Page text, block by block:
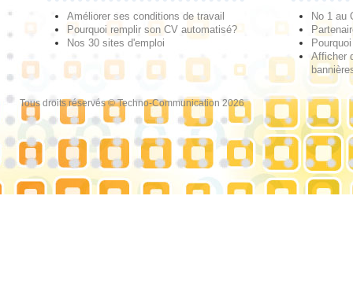
Améliorer ses conditions de travail
Pourquoi remplir son CV automatisé?
Nos 30 sites d'emploi
No 1 au
Afficher
Tous droits réservés © Techno-Communication 2026